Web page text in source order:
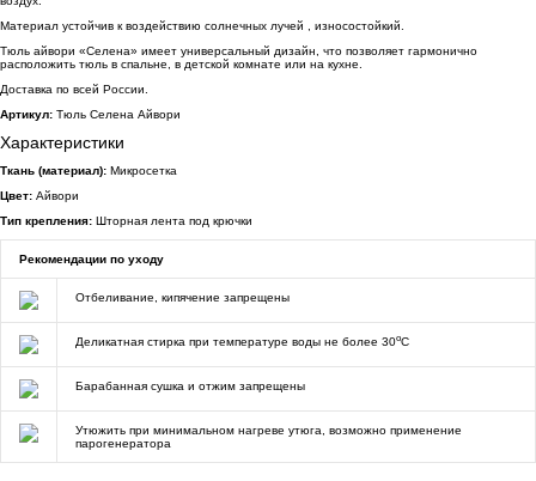
Материал устойчив к воздействию солнечных лучей , износостойкий.
Тюль айвори «Селена» имеет универсальный дизайн, что позволяет гармонично
расположить тюль в спальне, в детской комнате или на кухне.
Доставка по всей России.
Артикул: Тюль Селена Айвори
Характеристики
Ткань (материал): Микросетка
Цвет: Айвори
Тип крепления: Шторная лента под крючки
Рекомендации по уходу
Отбеливание, кипячение запрещены
Деликатная стирка при температуре воды не более 30oC
Барабанная сушка и отжим запрещены
Утюжить при минимальном нагреве утюга, возможно применение
парогенератора